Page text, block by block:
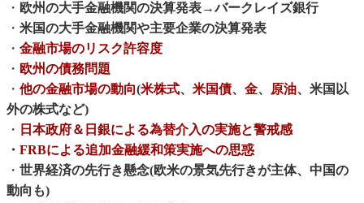
・ 欧州の大手金融機関の決算発表→バークレイズ銀行
・ 米国の大手金融機関や主要企業の決算発表
・ 金融市場のリスク許容度
・ 欧州の債務問題
・ 他の金融市場の動向(米株式、 米国債、 金、 原油、米国以
外の株式など)
・ 日本政府＆日銀による為替介入の実施と警戒感
・ FRBによる追加金融緩和策実施への思惑
・ 世界経済の先行き懸念(欧米の景気先行きが主体、中国の
動向も)